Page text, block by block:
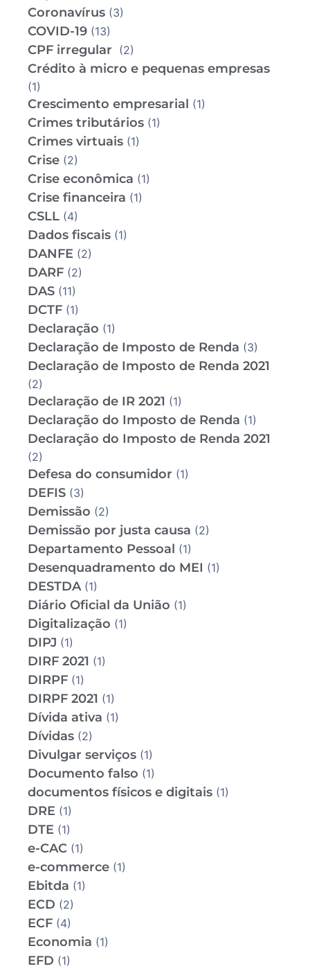
Coronavírus (3)
COVID-19 (13)
CPF irregular (2)
Crédito à micro e pequenas empresas
(1)
Crescimento empresarial (1)
Crimes tributários (1)
Crimes virtuais (1)
Crise (2)
Crise econômica (1)
Crise financeira (1)
CSLL (4)
Dados fiscais (1)
DANFE (2)
DARF (2)
DAS (11)
DCTF (1)
Declaração (1)
Declaração de Imposto de Renda (3)
Declaração de Imposto de Renda 2021
(2)
Declaração de IR 2021 (1)
Declaração do Imposto de Renda (1)
Declaração do Imposto de Renda 2021
(2)
Defesa do consumidor (1)
DEFIS (3)
Demissão (2)
Demissão por justa causa (2)
Departamento Pessoal (1)
Desenquadramento do MEI (1)
DESTDA(1)
Diário Oficial da União (1)
Digitalização (1)
DIPJ (1)
DIRF 2021 (1)
DIRPF (1)
DIRPF 2021 (1)
Dívida ativa (1)
Dívidas (2)
Divulgar serviços (1)
Documento falso (1)
documentos físicos e digitais (1)
DRE (1)
DTE (1)
e-CAC (1)
e-commerce (1)
Ebitda (1)
ECD (2)
ECF (4)
Economia (1)
EFD (1)